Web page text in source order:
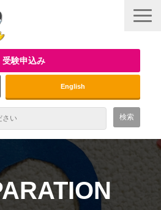
受験申込み
English
試験概要
得のメリット